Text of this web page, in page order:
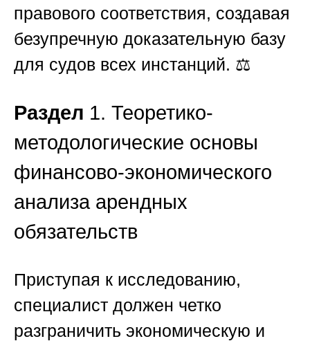
правового соответствия, создавая
безупречную доказательную базу
для судов всех инстанций. ⚖️
Раздел 1. Теоретико-
методологические основы
финансово-экономического
анализа арендных
обязательств
Приступая к исследованию,
специалист должен четко
разграничить экономическую и